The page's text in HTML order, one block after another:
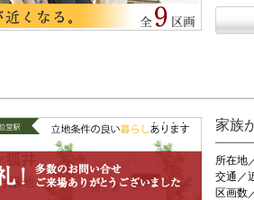
家族
所在地
交通／
区画数